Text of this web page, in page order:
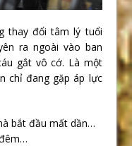
thay đổi tâm lý tuổi
ra ngoài vào ban
gắt vô cớ. Là một
chỉ đang gặp áp lực
bắt đầu mất dần…